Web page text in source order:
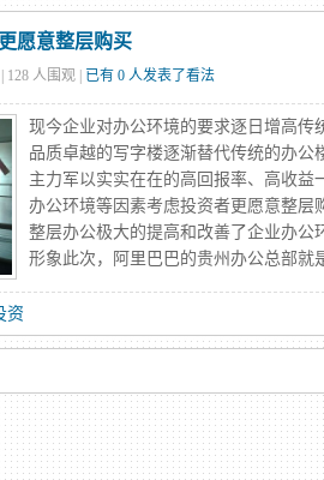
愿意整层购买
128 人围观 | 已有 0 人发表了看法
现今企业对办公环境的要求逐日增高传
品质卓越的写字楼逐渐替代传统的办
主力军以实实在在的高回报率、高收
办公环境等因素考虑投资者更愿意整层
整层办公极大的提高和改善了企业办公
形象此次，阿里巴巴的贵州办公总部就
资